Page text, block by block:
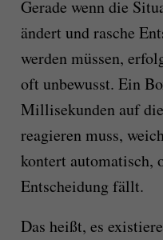
Gerade wenn die
ändert und rasche
werden müssen,
oft unbewusst. Ein
Millisekunden auf
reagieren muss,
kontert automatisch,
Entscheidung fällt.
Das heißt, es